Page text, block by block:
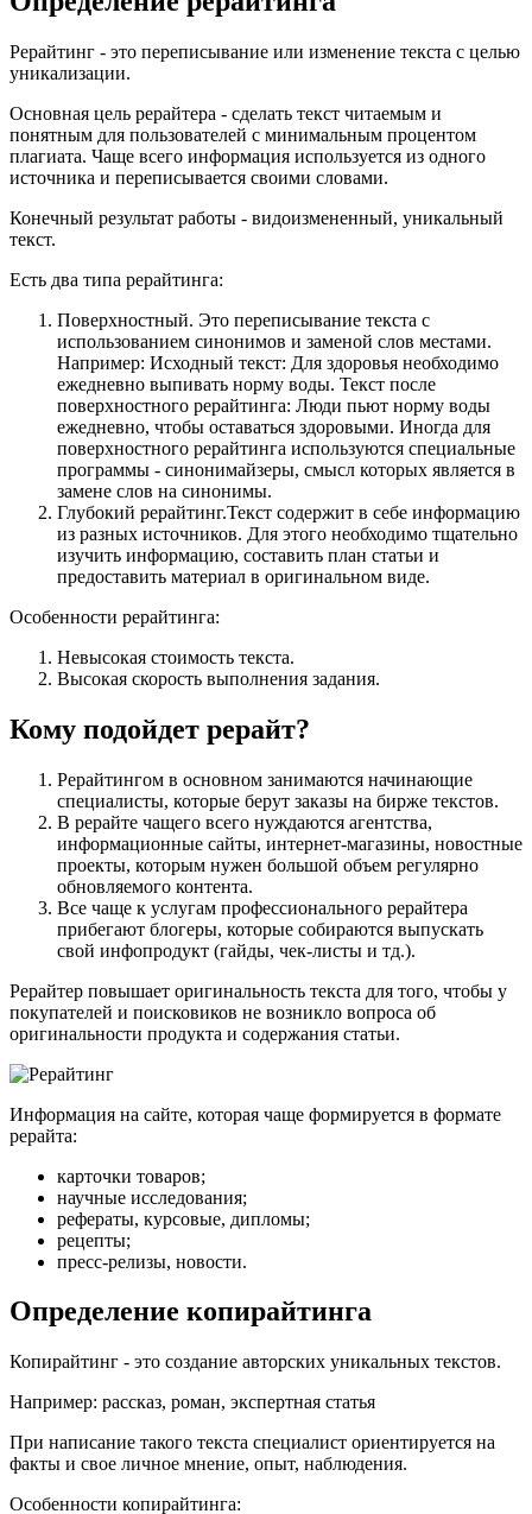
Рерайтинг - это переписывание или изменение текста с целью
уникализации.
Основная цель рерайтера - сделать текст читаемым и
понятным для пользователей с минимальным процентом
плагиата. Чаще всего информация используется из одного
источника и переписывается своими словами.
Конечный результат работы - видоизмененный, уникальный
текст.
Есть два типа рерайтинга:
Поверхностный. Это переписывание текста с
использованием синонимов и заменой слов местами.
Например: Исходный текст: Для здоровья необходимо
ежедневно выпивать норму воды. Текст после
поверхностного рерайтинга: Люди пьют норму воды
ежедневно, чтобы оставаться здоровыми. Иногда для
поверхностного рерайтинга используются специальные
программы - синонимайзеры, смысл которых является в
замене слов на синонимы.
Глубокий рерайтинг.Текст содержит в себе информацию
из разных источников. Для этого необходимо тщательно
изучить информацию, составить план статьи и
предоставить материал в оригинальном виде.
Особенности рерайтинга:
Невысокая стоимость текста.
Высокая скорость выполнения задания.
Кому подойдет рерайт?
Рерайтингом в основном занимаются начинающие
специалисты, которые берут заказы на бирже текстов.
В рерайте чащего всего нуждаются агентства,
информационные сайты, интернет-магазины, новостные
проекты, которым нужен большой объем регулярно
обновляемого контента.
Все чаще к услугам профессионального рерайтера
прибегают блогеры, которые собираются выпускать
свой инфопродукт (гайды, чек-листы и тд.).
Рерайтер повышает оригинальность текста для того, чтобы у
покупателей и поисковиков не возникло вопроса об
оригинальности продукта и содержания статьи.
Информация на сайте, которая чаще формируется в формате
рерайта:
карточки товаров;
научные исследования;
рефераты, курсовые, дипломы;
рецепты;
пресс-релизы, новости.
Определение копирайтинга
Копирайтинг - это создание авторских уникальных текстов.
Например: рассказ, роман, экспертная статья
При написание такого текста специалист ориентируется на
факты и свое личное мнение, опыт, наблюдения.
Особенности копирайтинга: